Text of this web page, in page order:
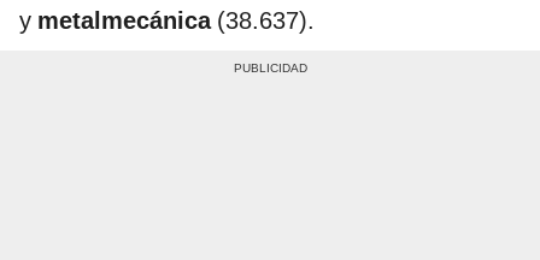
y metalmecánica (38.637).